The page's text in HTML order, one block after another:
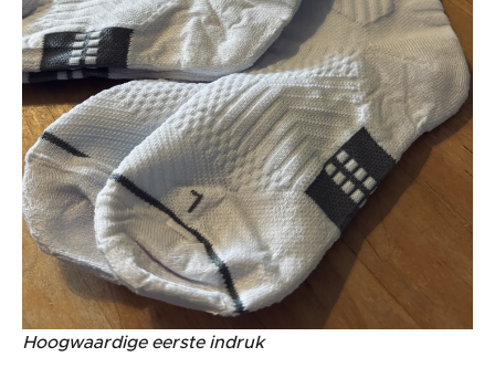
Hoogwaardige eerste indruk